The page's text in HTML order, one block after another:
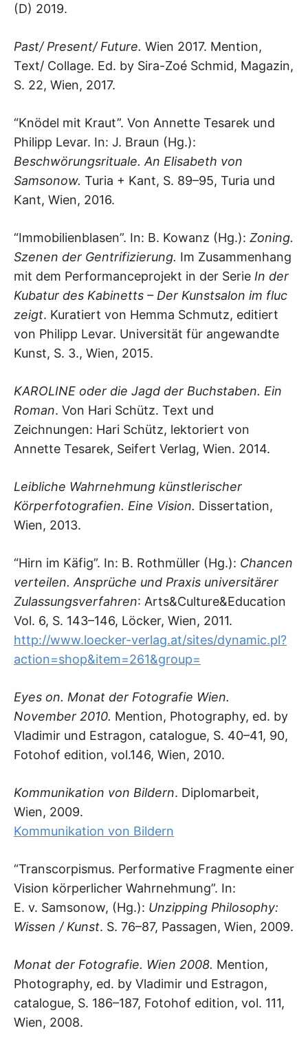
(D) 2019.
Past/ Present/ Future. Wien 2017. Mention,
Text/ Collage. Ed. by Sira-Zoé Schmid, Magazin,
S. 22, Wien, 2017.
“Knödel mit Kraut”. Von Annette Tesarek und
Philipp Levar. In: J. Braun (Hg.):
Beschwörungsrituale. An Elisabeth von
Samsonow. Turia + Kant, S. 89–95, Turia und
Kant, Wien, 2016.
“Immobilienblasen”. In: B. Kowanz (Hg.): Zoning.
Szenen der Gentrifizierung. Im Zusammenhang
mit dem Performanceprojekt in der Serie In der
Kubatur des Kabinetts – Der Kunstsalon im fluc
zeigt. Kuratiert von Hemma Schmutz, editiert
von Philipp Levar. Universität für angewandte
Kunst, S. 3., Wien, 2015.
KAROLINE oder die Jagd der Buchstaben. Ein
Roman. Von Hari Schütz. Text und
Zeichnungen: Hari Schütz, lektoriert von
Annette Tesarek, Seifert Verlag, Wien. 2014.
Leibliche Wahrnehmung künstlerischer
Körperfotografien. Eine Vision. Dissertation,
Wien, 2013.
“Hirn im Käfig”. In: B. Rothmüller (Hg.): Chancen
verteilen. Ansprüche und Praxis universitärer
Zulassungsverfahren: Arts&Culture&Education
Vol. 6, S. 143–146, Löcker, Wien, 2011.
http://www.loecker-verlag.at/sites/dynamic.pl?
action=shop&item=261&group=
Eyes on. Monat der Fotografie Wien.
November 2010. Mention, Photography, ed. by
Vladimir und Estragon, catalogue, S. 40–41, 90,
Fotohof edition, vol.146, Wien, 2010.
Kommunikation von Bildern. Diplomarbeit,
Wien, 2009.
Kommunikation von Bildern
“Transcorpismus. Performative Fragmente einer
Vision körperlicher Wahrnehmung”. In:
E. v. Samsonow, (Hg.): Unzipping Philosophy:
Wissen / Kunst. S. 76–87, Passagen, Wien, 2009.
Monat der Fotografie. Wien 2008. Mention,
Photography, ed. by Vladimir und Estragon,
catalogue, S. 186–187, Fotohof edition, vol. 111,
Wien, 2008.